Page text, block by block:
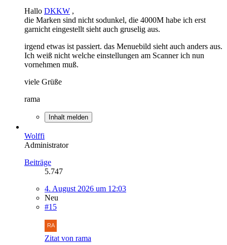
Hallo DKKW ,
die Marken sind nicht sodunkel, die 4000M habe ich erst
garnicht eingestellt sieht auch gruselig aus.
irgend etwas ist passiert. das Menuebild sieht auch anders aus.
Ich weiß nicht welche einstellungen am Scanner ich nun
vornehmen muß.
viele Grüße
rama
Inhalt melden
Wolffi
Administrator
Beiträge
5.747
4. August 2026 um 12:03
Neu
#15
Zitat von rama